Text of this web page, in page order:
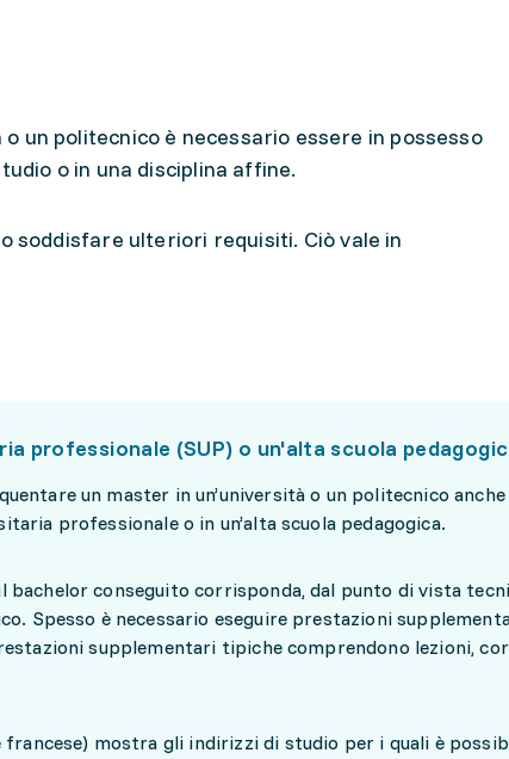
un politecnico è necessario essere in possesso
o in una disciplina affine.
soddisfare ulteriori requisiti. Ciò vale in
professionale (SUP) o un'alta scuola
un master in un’università o un politecnico anche
professionale o in un’alta scuola pedagogica.
bachelor conseguito corrisponda, dal punto di vista
Spesso è necessario eseguire prestazioni
supplementari tipiche comprendono lezioni,
francese) mostra gli indirizzi di studio per i quali è